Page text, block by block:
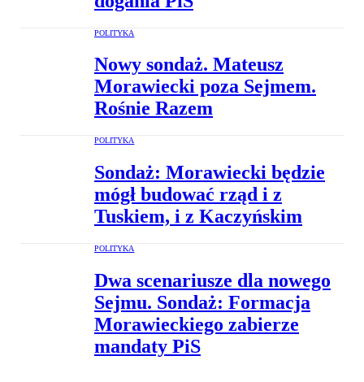
POLITYKA
Nowy sondaż. Mateusz
Morawiecki poza Sejmem.
Rośnie Razem
POLITYKA
Sondaż: Morawiecki będzie
mógł budować rząd i z
Tuskiem, i z Kaczyńskim
POLITYKA
Dwa scenariusze dla nowego
Sejmu. Sondaż: Formacja
Morawieckiego zabierze
mandaty PiS